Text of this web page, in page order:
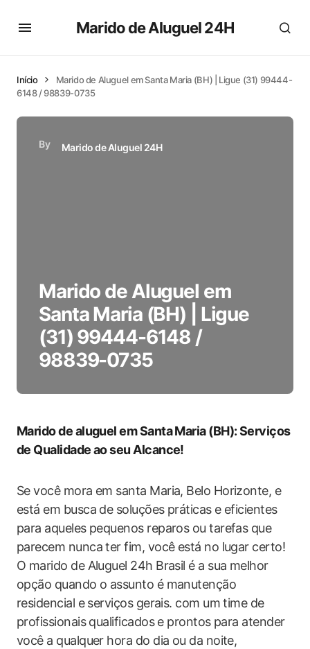
Marido de Aluguel 24H
Início
Marido de Aluguel em Santa Maria (BH) | Ligue (31) 99444-
6148 / 98839-0735
By Marido de Aluguel 24H
Marido de Aluguel em
Santa Maria (BH) | Ligue
(31) 99444-6148 /
98839-0735
Marido de aluguel em Santa Maria (BH): Serviços
de Qualidade ao seu Alcance!
Se você mora em santa Maria, Belo Horizonte, e
está em busca de soluções práticas e eficientes
para aqueles pequenos reparos ou tarefas que
parecem nunca ter fim, você está no lugar certo!
O marido de Aluguel 24h Brasil é a sua melhor
opção quando o assunto é manutenção
residencial e serviços gerais. com um time de
profissionais qualificados e prontos para atender
você a qualquer hora do dia ou da noite,